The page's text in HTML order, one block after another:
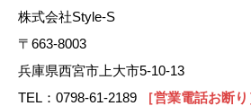
株式会社Style-S
〒663-8003
兵庫県西宮市上大市5-10-13
TEL：0798-61-2189
［営業電話お断り